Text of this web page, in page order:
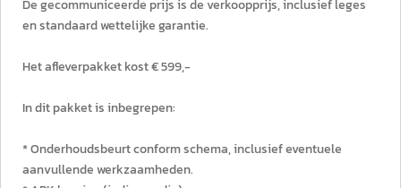
De gecommuniceerde prijs is de verkoopprijs, inclusief leges
en standaard wettelijke garantie.
Het afleverpakket kost € 599,-
In dit pakket is inbegrepen:
* Onderhoudsbeurt conform schema, inclusief eventuele
aanvullende werkzaamheden.